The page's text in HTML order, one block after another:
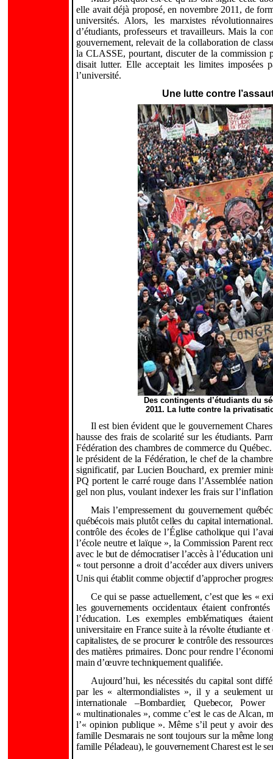
elle avait déjà proposé, en novembre 2011, de
universités. Alors, les marxistes
d’étudiants, professeurs et travailleurs. Mais la
gouvernement, relevait de la collaboration de
la CLASSE, pourtant, discuter de la commission
disait lutter. Elle acceptait les limites imposées
l’université.
Une lutte contre
Des contingents d’étudiants du
2011. La lutte contre la
Il est bien évident que le gouvernement
hausse des frais de scolarité sur les étudiants.
Fédération des chambres de commerce du
le président de la Fédération, le chef de la
significatif, par Lucien Bouchard, ex premier
PQ portent le carré rouge dans l’Assemblée
gel non plus, voulant indexer les frais sur
Mais l’empressement du gouvernement
québécois mais plutôt celles du capital
contrôle des écoles de l’Église catholique qui
l’école neutre et laïque », la Commission Parent
avec le but de démocratiser l’accès à l’éducation
« tout personne a droit d’accéder aux divers
Unis qui établit comme objectif d’approcher
Ce qui se passe actuellement, c’est que les «
les gouvernements occidentaux étaient
l’éducation. Les exemples emblématiques
universitaire en France suite à la révolte étudiante
capitalistes, de se procurer le contrôle des
des matières primaires. Donc pour rendre
main d’œuvre techniquement qualifiée.
Aujourd’hui, les nécessités du capital sont
par les « altermondialistes », il y a seulement
internationale –Bombardier, Quebecor,
« multinationales », comme c’est le cas de Alcan,
l’« opinion publique ». Même s’il peut y avoir
famille Desmarais ne sont toujours sur la même
famille Péladeau), le gouvernement Charest est le